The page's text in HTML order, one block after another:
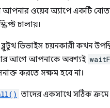
আপনার ওয়েব অ্যাপে একটি
চালায়।
ডিভাইস চয়নকারী কখন
আগে আপনাকে অবশ্যই
করতে সক্ষম হবে না।
তাদের একসাথে সঠিক